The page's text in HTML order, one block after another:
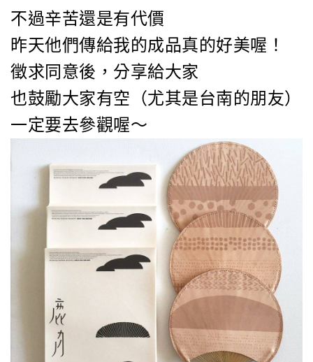
不過辛苦還是有代價
昨天他們傳給我的成品真的好美喔！
徵求同意後，分享給大家
也鼓勵大家有空（尤其是台南的朋友）
一定要去參觀喔～